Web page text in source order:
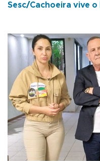
Sesc/Cachoeira vive